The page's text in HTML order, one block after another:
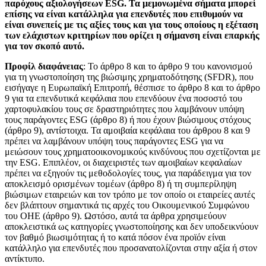
παρόχους αξιολογήσεων ESG. Τα μεμονωμένα σήματα μπορεί
επίσης να είναι κατάλληλα για επενδυτές που επιθυμούν να
είναι συνεπείς με τις αξίες τους και για τους οποίους η εξέταση
των ελάχιστων κριτηρίων που ορίζει η σήμανση είναι επαρκής
για τον σκοπό αυτό.
Προφίλ διαφάνειας: Το άρθρο 8 και το άρθρο 9 του κανονισμού
για τη γνωστοποίηση της βιώσιμης χρηματοδότησης (SFDR), που
εισήγαγε η Ευρωπαϊκή Επιτροπή, θέσπισε το άρθρο 8 και το άρθρο
9 για τα επενδυτικά κεφάλαια που επενδύουν ένα ποσοστό του
χαρτοφυλακίου τους σε δραστηριότητες που λαμβάνουν υπόψη
τους παράγοντες ESG (άρθρο 8) ή που έχουν βιώσιμους στόχους
(άρθρο 9), αντίστοιχα. Τα αμοιβαία κεφάλαια του άρθρου 8 και 9
πρέπει να λαμβάνουν υπόψη τους παράγοντες ESG για να
μειώσουν τους χρηματοοικονομικούς κινδύνους που σχετίζονται με
την ESG. Επιπλέον, οι διαχειριστές των αμοιβαίων κεφαλαίων
πρέπει να εξηγούν τις μεθοδολογίες τους, για παράδειγμα για τον
αποκλεισμό ορισμένων τομέων (άρθρο 8) ή τη συμπερίληψη
βιώσιμων εταιρειών και τον τρόπο με τον οποίο οι εταιρείες αυτές
δεν βλάπτουν σημαντικά τις αρχές του Οικουμενικού Συμφώνου
του ΟΗΕ (άρθρο 9). Ωστόσο, αυτά τα άρθρα χρησιμεύουν
αποκλειστικά ως κατηγορίες γνωστοποίησης και δεν υποδεικνύουν
τον βαθμό βιωσιμότητας ή το κατά πόσον ένα προϊόν είναι
κατάλληλο για επενδυτές που προσανατολίζονται στην αξία ή στον
αντίκτυπο.